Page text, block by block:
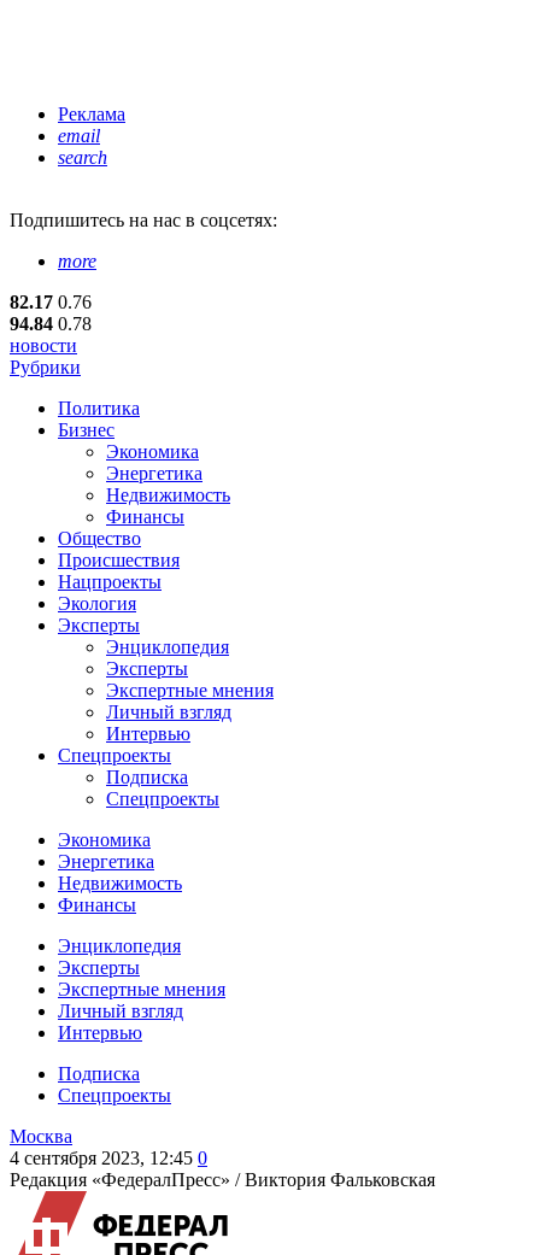
Реклама
email
search
Подпишитесь на нас в соцсетях:
more
82.17 0.76
94.84 0.78
новости
Рубрики
Политика
Бизнес
Экономика
Энергетика
Недвижимость
Финансы
Общество
Происшествия
Нацпроекты
Экология
Эксперты
Энциклопедия
Эксперты
Экспертные мнения
Личный взгляд
Интервью
Спецпроекты
Подписка
Спецпроекты
Экономика
Энергетика
Недвижимость
Финансы
Энциклопедия
Эксперты
Экспертные мнения
Личный взгляд
Интервью
Подписка
Спецпроекты
Москва
4 сентября 2023, 12:45 0
Редакция «ФедералПресс» /Виктория Фальковская